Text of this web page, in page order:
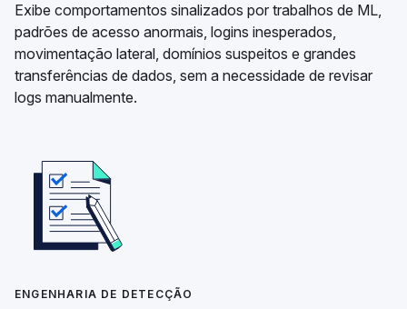
Exibe comportamentos sinalizados por trabalhos de ML,
padrões de acesso anormais, logins inesperados,
movimentação lateral, domínios suspeitos e grandes
transferências de dados, sem a necessidade de revisar
logs manualmente.
ENGENHARIA DE DETECÇÃO